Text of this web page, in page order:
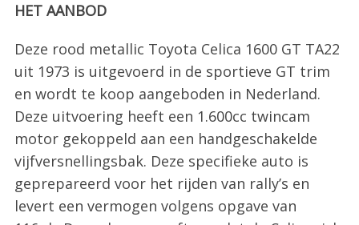
HET AANBOD
Deze rood metallic Toyota Celica 1600 GT TA22
uit 1973 is uitgevoerd in de sportieve GT trim
en wordt te koop aangeboden in Nederland.
Deze uitvoering heeft een 1.600cc twincam
motor gekoppeld aan een handgeschakelde
vijfversnellingsbak. Deze specifieke auto is
geprepareerd voor het rijden van rally’s en
levert een vermogen volgens opgave van